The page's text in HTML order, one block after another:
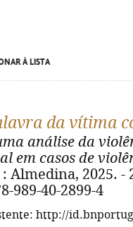
À LISTA
da vítima
análise da
em casos de
Almedina, 2025. -
989-40-2899-4
http://